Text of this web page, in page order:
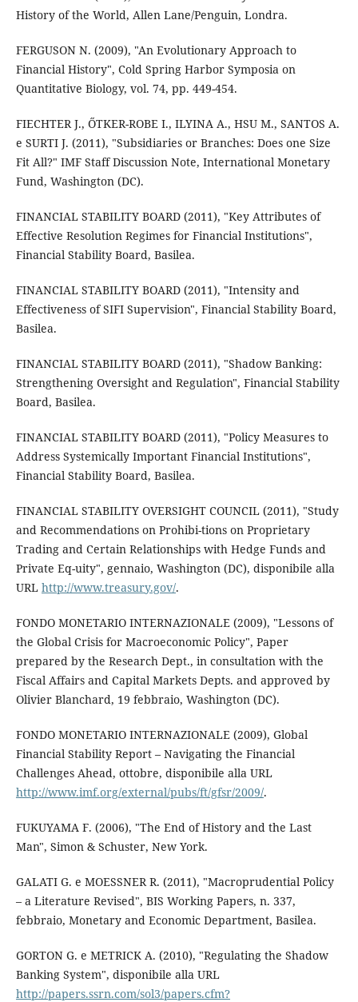
History of the World, Allen Lane/Penguin, Londra.
FERGUSON N. (2009), "An Evolutionary Approach to
Financial History", Cold Spring Harbor Symposia on
Quantitative Biology, vol. 74, pp. 449-454.
FIECHTER J., ŐTKER-ROBE I., ILYINA A., HSU M., SANTOS A.
e SURTI J. (2011), "Subsidiaries or Branches: Does one Size
Fit All?" IMF Staff Discussion Note, International Monetary
Fund, Washington (DC).
FINANCIAL STABILITY BOARD (2011), "Key Attributes of
Effective Resolution Regimes for Financial Institutions",
Financial Stability Board, Basilea.
FINANCIAL STABILITY BOARD (2011), "Intensity and
Effectiveness of SIFI Supervision", Financial Stability Board,
Basilea.
FINANCIAL STABILITY BOARD (2011), "Shadow Banking:
Strengthening Oversight and Regulation", Financial Stability
Board, Basilea.
FINANCIAL STABILITY BOARD (2011), "Policy Measures to
Address Systemically Important Financial Institutions",
Financial Stability Board, Basilea.
FINANCIAL STABILITY OVERSIGHT COUNCIL (2011), "Study
and Recommendations on Prohibi-tions on Proprietary
Trading and Certain Relationships with Hedge Funds and
Private Eq-uity", gennaio, Washington (DC), disponibile alla
URL http://www.treasury.gov/.
FONDO MONETARIO INTERNAZIONALE (2009), "Lessons of
the Global Crisis for Macroeconomic Policy", Paper
prepared by the Research Dept., in consultation with the
Fiscal Affairs and Capital Markets Depts. and approved by
Olivier Blanchard, 19 febbraio, Washington (DC).
FONDO MONETARIO INTERNAZIONALE (2009), Global
Financial Stability Report – Navigating the Financial
Challenges Ahead, ottobre, disponibile alla URL
http://www.imf.org/external/pubs/ft/gfsr/2009/.
FUKUYAMA F. (2006), "The End of History and the Last
Man", Simon & Schuster, New York.
GALATI G. e MOESSNER R. (2011), "Macroprudential Policy
– a Literature Revised", BIS Working Papers, n. 337,
febbraio, Monetary and Economic Department, Basilea.
GORTON G. e METRICK A. (2010), "Regulating the Shadow
Banking System", disponibile alla URL
http://papers.ssrn.com/sol3/papers.cfm?